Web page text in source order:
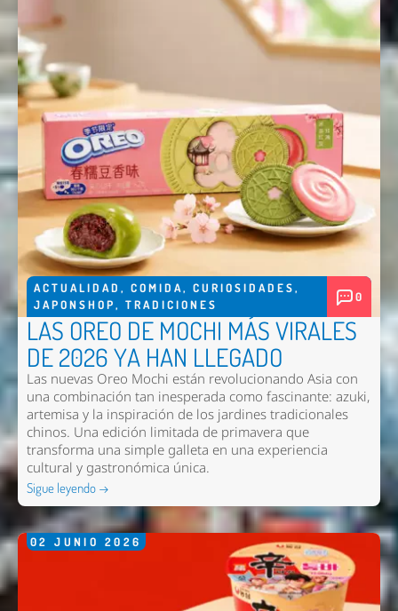
ACTUALIDAD , COMIDA, CURIOSIDADES,
JAPONSHOP, TRADICIONES
0
LAS OREO DE MOCHI MÁS VIRALES
DE 2026 YA HAN LLEGADO
Las nuevas Oreo Mochi están revolucionando Asia con
una combinación tan inesperada como fascinante: azuki,
artemisa y la inspiración de los jardines tradicionales
chinos. Una edición limitada de primavera que
transforma una simple galleta en una experiencia
cultural y gastronómica única.
Sigue leyendo →
02 JUNIO 2026